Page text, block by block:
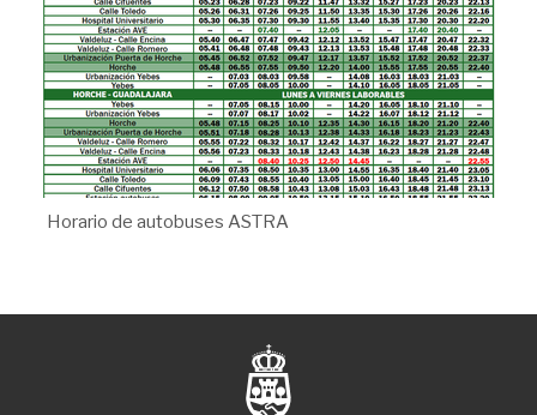
Horario de autobuses ASTRA